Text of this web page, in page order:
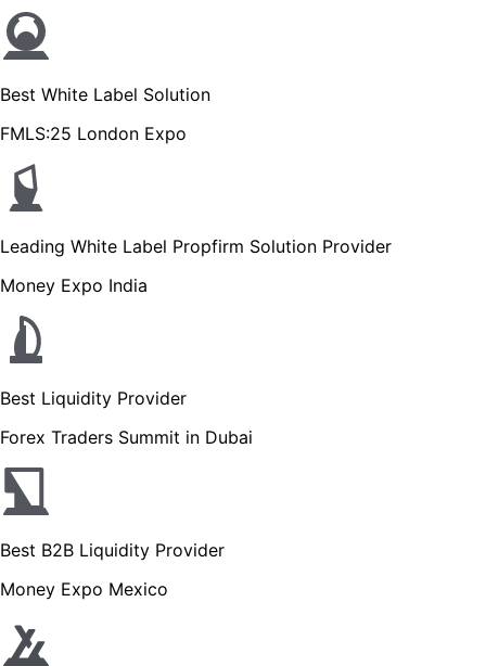
Best White Label Solution
FMLS:25 London Expo
Leading White Label Propfirm Solution Provider
Money Expo India
Best Liquidity Provider
Forex Traders Summit in Dubai
Best B2B Liquidity Provider
Money Expo Mexico